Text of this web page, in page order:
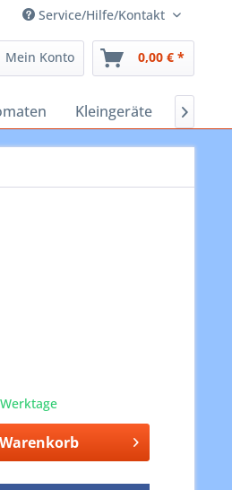
Service/Hilfe/Kontakt
Mein Konto 0,00 € *
Kleingeräte 
Warenkorb